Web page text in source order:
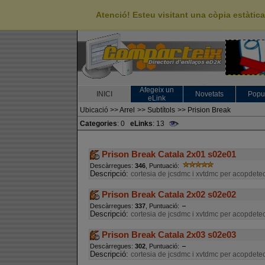
Atenció! Esteu visitant una còpia
INICI
Afegeix un
eLink
Novetats
Ubicació >>Arrel >> Subtítols >> Prision Break
Categories: 0 eLinks: 13
Prison Break Catala 2x01 s02e01
Descàrregues: 346, Puntuació:
Descripció: cortesia de jcsdmc i xvtdmc per
Prison Break Catala 2x02 s02e02
Descàrregues: 337, Puntuació:
Descripció: cortesia de jcsdmc i xvtdmc per
Prison Break Catala 2x03 s02e03
Descàrregues: 302, Puntuació:
Descripció: cortesia de jcsdmc i xvtdmc per